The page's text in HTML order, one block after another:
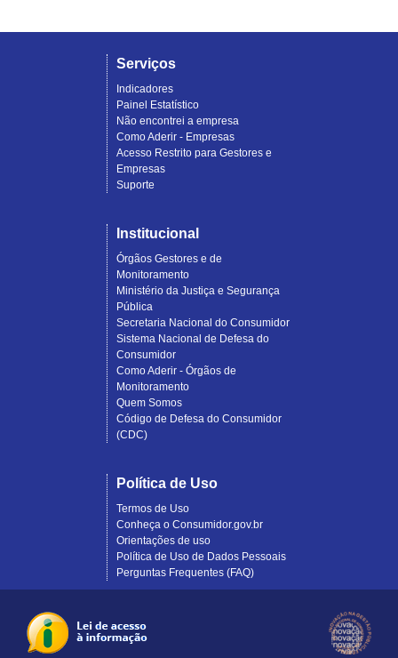
Serviços
Indicadores
Painel Estatístico
Não encontrei a empresa
Como Aderir - Empresas
Acesso Restrito para Gestores e
Empresas
Suporte
Institucional
Órgãos Gestores e de
Monitoramento
Ministério da Justiça e Segurança
Pública
Secretaria Nacional do Consumidor
Sistema Nacional de Defesa do
Consumidor
Como Aderir - Órgãos de
Monitoramento
Quem Somos
Código de Defesa do Consumidor
(CDC)
Política de Uso
Termos de Uso
Conheça o Consumidor.gov.br
Orientações de uso
Política de Uso de Dados Pessoais
Perguntas Frequentes (FAQ)